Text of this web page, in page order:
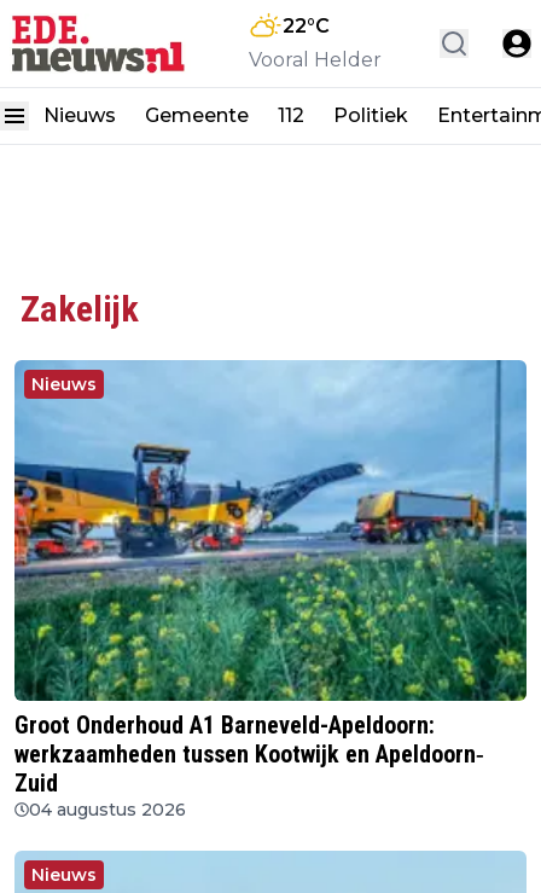
22°C
Vooral Helder
Nieuws Gemeente 112 Politiek
Zakelijk
Nieuws
Groot Onderhoud A1 Barneveld-Apeldoorn:
werkzaamheden tussen Kootwijk en Apeldoorn‐
Zuid
04 augustus 2026
Nieuws